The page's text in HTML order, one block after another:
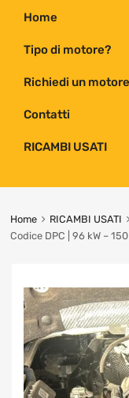
Home
Tipo di motore?
Richiedi un motore
Contatti
RICAMBI USATI
Home RICAMBI USATI
Codice DPC | 96 kW –